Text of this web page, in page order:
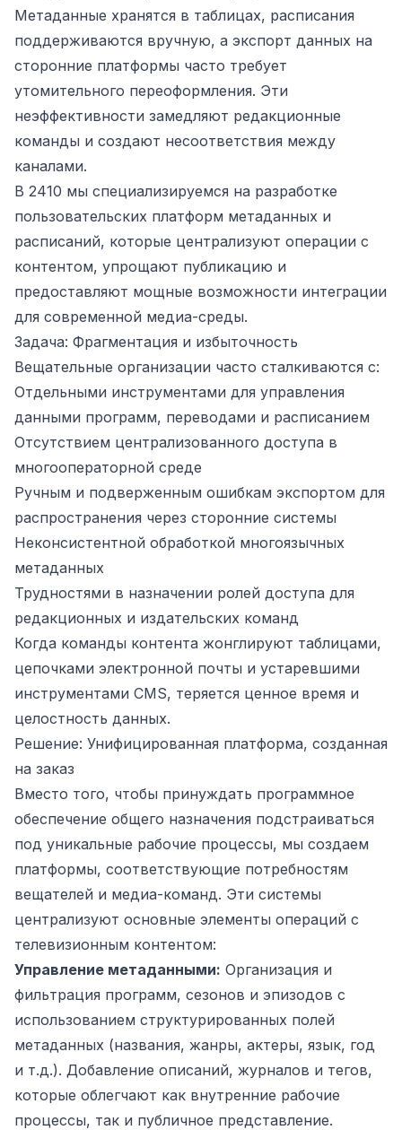
Метаданные хранятся в таблицах, расписания
поддерживаются вручную, а экспорт данных на
сторонние платформы часто требует
утомительного переоформления. Эти
неэффективности замедляют редакционные
команды и создают несоответствия между
каналами.
В 2410 мы специализируемся на разработке
пользовательских платформ метаданных и
расписаний, которые централизуют операции с
контентом, упрощают публикацию и
предоставляют мощные возможности интеграции
для современной медиа-среды.
Задача: Фрагментация и избыточность
Вещательные организации часто сталкиваются с:
Отдельными инструментами для управления
данными программ, переводами и расписанием
Отсутствием централизованного доступа в
многооператорной среде
Ручным и подверженным ошибкам экспортом для
распространения через сторонние системы
Неконсистентной обработкой многоязычных
метаданных
Трудностями в назначении ролей доступа для
редакционных и издательских команд
Когда команды контента жонглируют таблицами,
цепочками электронной почты и устаревшими
инструментами CMS, теряется ценное время и
целостность данных.
Решение: Унифицированная платформа, созданная
на заказ
Вместо того, чтобы принуждать программное
обеспечение общего назначения подстраиваться
под уникальные рабочие процессы, мы создаем
платформы, соответствующие потребностям
вещателей и медиа-команд. Эти системы
централизуют основные элементы операций с
телевизионным контентом:
Управление метаданными: Организация и
фильтрация программ, сезонов и эпизодов с
использованием структурированных полей
метаданных (названия, жанры, актеры, язык, год
и т.д.). Добавление описаний, журналов и тегов,
которые облегчают как внутренние рабочие
процессы, так и публичное представление.